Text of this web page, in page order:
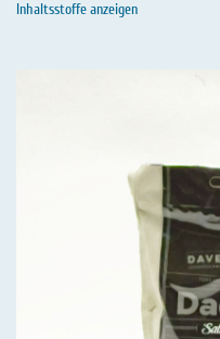
Inhaltsstoffe anzeigen